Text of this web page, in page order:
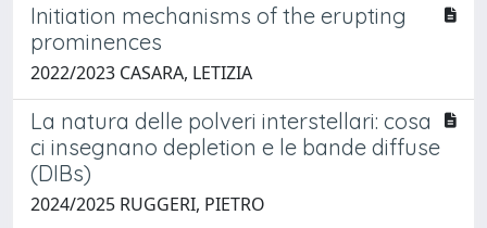
Initiation mechanisms of the erupting
prominences
2022/2023 CASARA, LETIZIA
La natura delle polveri interstellari: cosa
ci insegnano depletion e le bande diffuse
(DIBs)
2024/2025 RUGGERI, PIETRO